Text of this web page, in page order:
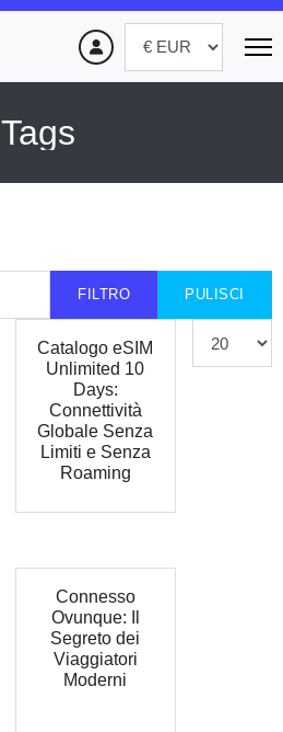
Tags
FILTRO PULISCI
Catalogo eSIM
Unlimited 10
Days:
Connettività
Globale Senza
Limiti e Senza
Roaming
Connesso
Ovunque: Il
Segreto dei
Viaggiatori
Moderni